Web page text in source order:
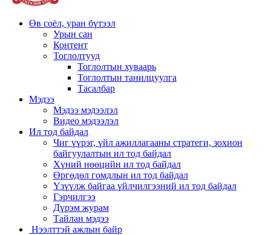
Өв соёл, уран бүтээл
Урын сан
Контент
Тоглолтууд
Тоглолтын хуваарь
Тоглолтын танилцуулга
Тасалбар
Мэдээ
Мэдээ мэдээлэл
Видео мэдээлэл
Ил тод байдал
Чиг үүрэг, үйл ажиллагааны стратеги, зохион
байгуулалтын ил тод байдал
Хүний нөөцийн ил тод байдал
Өргөдөл гомдлын ил тод байдал
Үзүүлж байгаа үйлчилгээний ил тод байдал
Гэрчилгээ
Дүрэм журам
Тайлан мэдээ
Нээлттэй ажлын байр